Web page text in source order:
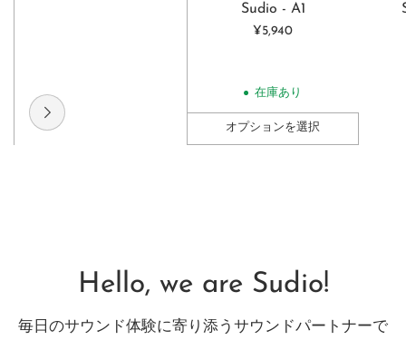
Sudio - A1
¥5,940
在庫あり
オプションを選択
Hello, we are Sudio!
毎日のサウンド体験に寄り添うサウンドパートナーで